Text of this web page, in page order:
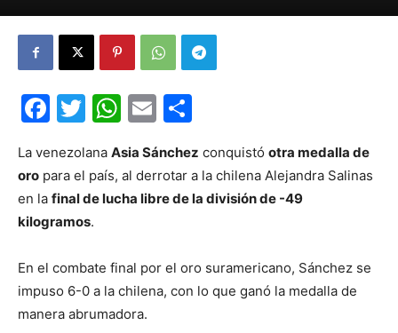
Facebook
Twitter
WhatsApp
Email
La venezolana Asia Sánchez conquistó otra medalla de
oro para el país, al derrotar a la chilena Alejandra Salinas
en la final de lucha libre de la división de -49
kilogramos.
En el combate final por el oro suramericano, Sánchez se
impuso 6-0 a la chilena, con lo que ganó la medalla de
manera abrumadora.